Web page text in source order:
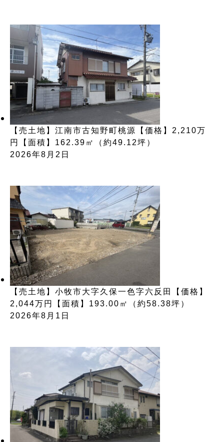
【売土地】江南市古知野町桃源【価格】2,210万
円【面積】162.39㎡（約49.12坪）
2026年8月2日
【売土地】小牧市大字久保一色字六反田【価格】
2,044万円【面積】193.00㎡（約58.38坪）
2026年8月1日